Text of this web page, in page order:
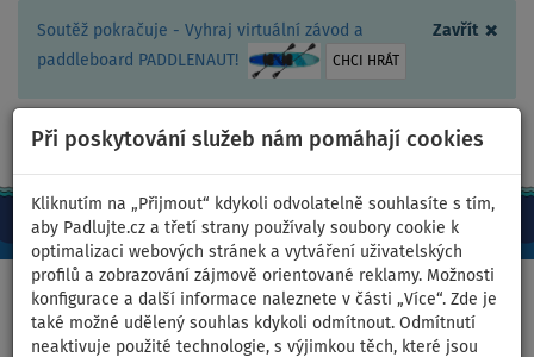
Zavřít ×
Soutěž pokračuje - Vyhraj virtuální závod a
paddleboard PADDLENAUT!
CHCI HRÁT
Při poskytování služeb nám pomáhají cookies
Kliknutím na „Přijmout“ kdykoli odvolatelně souhlasíte s tím,
aby Padlujte.cz a třetí strany používaly soubory cookie k
optimalizaci webových stránek a vytváření uživatelských
profilů a zobrazování zájmově orientované reklamy. Možnosti
konfigurace a další informace naleznete v části „Více“. Zde je
také možné udělený souhlas kdykoli odmítnout. Odmítnutí
neaktivuje použité technologie, s výjimkou těch, které jsou
CZ/Kč +420 467 409 090 0ks
Domů >Oblečení >Trička > LYCRA >Pánská